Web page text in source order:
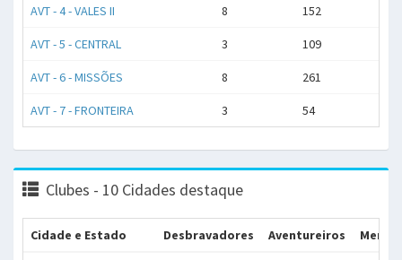
AVT - 4 - VALES II 8 152
AVT - 5 - CENTRAL 3 109
AVT - 6 - MISSÕES 8 261
AVT - 7 - FRONTEIRA 3 54
Clubes - 10 Cidades destaque
Cidade e Estado Desbravadores Aventureiros